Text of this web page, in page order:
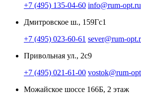
+7 (495) 135-04-60 info@rum-opt.ru
Дмитровское ш., 159Гс1
+7 (495) 023-60-61 sever@rum-
Привольная ул., 2с9
+7 (495) 021-61-00 vostok@rum-
Можайское шоссе 166Б, 2 этаж